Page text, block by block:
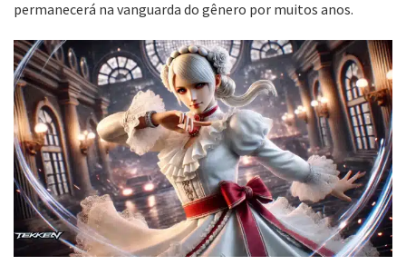
permanecerá na vanguarda do gênero por muitos anos.